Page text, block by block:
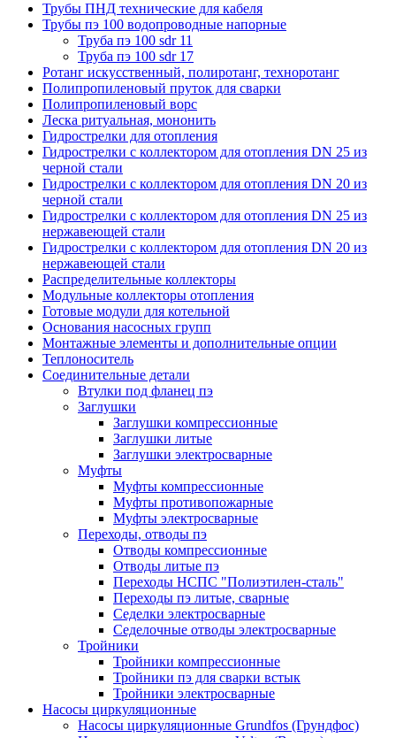
Трубы ПНД технические для кабеля
Трубы пэ 100 водопроводные напорные
Труба пэ 100 sdr 11
Труба пэ 100 sdr 17
Ротанг искусственный, полиротанг, техноротанг
Полипропиленовый пруток для сварки
Полипропиленовый ворс
Леска ритуальная, мононить
Гидрострелки для отопления
Гидрострелки с коллектором для отопления DN 25 из
черной стали
Гидрострелки с коллектором для отопления DN 20 из
черной стали
Гидрострелки с коллектором для отопления DN 25 из
нержавеющей стали
Гидрострелки с коллектором для отопления DN 20 из
нержавеющей стали
Распределительные коллекторы
Модульные коллекторы отопления
Готовые модули для котельной
Основания насосных групп
Монтажные элементы и дополнительные опции
Теплоноситель
Соединительные детали
Втулки под фланец пэ
Заглушки
Заглушки компрессионные
Заглушки литые
Заглушки электросварные
Муфты
Муфты компрессионные
Муфты противопожарные
Муфты электросварные
Переходы, отводы пэ
Отводы компрессионные
Отводы литые пэ
Переходы НСПС "Полиэтилен-сталь"
Переходы пэ литые, сварные
Седелки электросварные
Седелочные отводы электросварные
Тройники
Тройники компрессионные
Тройники пэ для сварки встык
Тройники электросварные
Насосы циркуляционные
Насосы циркуляционные Grundfos (Грундфос)